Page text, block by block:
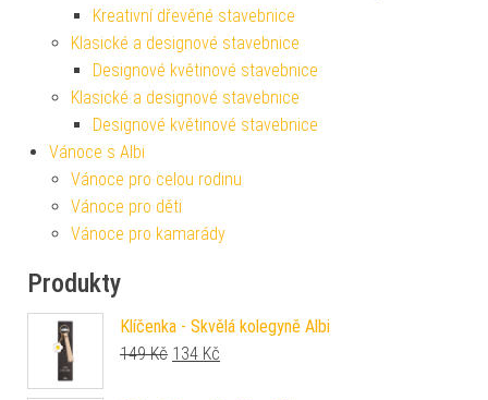
Kreativní dřevěné stavebnice
Klasické a designové stavebnice
Designové květinové stavebnice
Klasické a designové stavebnice
Designové květinové stavebnice
Vánoce s Albi
Vánoce pro celou rodinu
Vánoce pro děti
Vánoce pro kamarády
Produkty
Klíčenka - Skvělá kolegyně Albi
149Kč Původní cena byla: 149 Kč.
134 Kč